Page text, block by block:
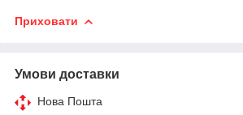
Приховати
Умови доставки
Нова Пошта